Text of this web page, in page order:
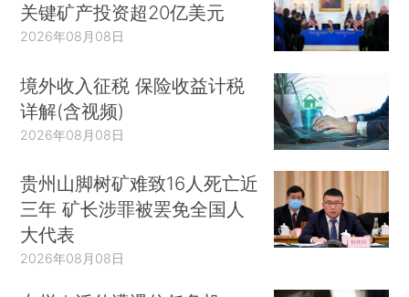
关键矿产投资超20亿美元
2026年08月08日
境外收入征税 保险收益计税
详解(含视频)
2026年08月08日
贵州山脚树矿难致16人死亡近
三年 矿长涉罪被罢免全国人
大代表
2026年08月08日